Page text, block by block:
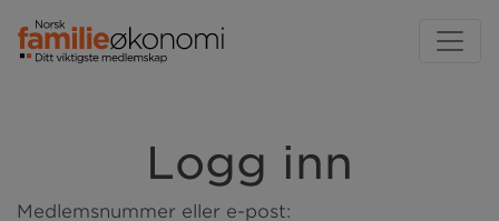
Logg inn
Medlemsnummer eller e-post: